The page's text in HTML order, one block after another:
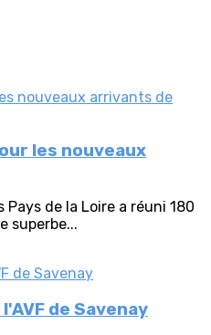
les nouveaux
Pays de la Loire a réuni 180
superbe...
de Savenay